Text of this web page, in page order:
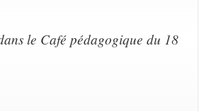
le Café pédagogique du 18